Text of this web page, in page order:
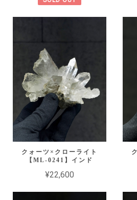
クォーツ×クローライト
【ML-0241】インド
¥22,600